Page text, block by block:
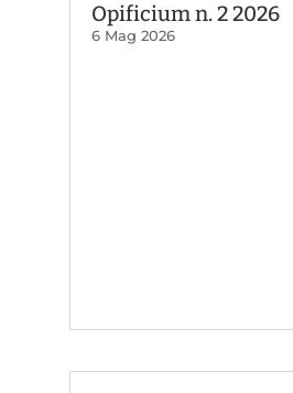
Opificium n. 2 2026
6 Mag 2026